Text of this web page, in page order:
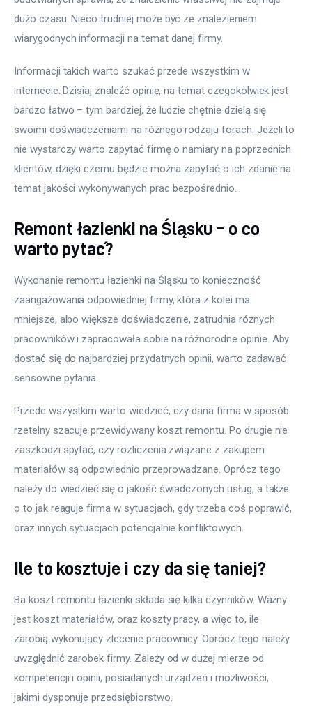
dużo czasu. Nieco trudniej może być ze znalezieniem
wiarygodnych informacji na temat danej firmy.
Informacji takich warto szukać przede wszystkim w
internecie. Dzisiaj znaleźć opinię, na temat czegokolwiek jest
bardzo łatwo – tym bardziej, że ludzie chętnie dzielą się
swoimi doświadczeniami na różnego rodzaju forach. Jeżeli to
nie wystarczy warto zapytać firmę o namiary na poprzednich
klientów, dzięki czemu będzie można zapytać o ich zdanie na
temat jakości wykonywanych prac bezpośrednio.
Remont łazienki na Śląsku – o co
warto pytać?
Wykonanie remontu łazienki na Śląsku to konieczność
zaangażowania odpowiedniej firmy, która z kolei ma
mniejsze, albo większe doświadczenie, zatrudnia różnych
pracowników i zapracowała sobie na różnorodne opinie. Aby
dostać się do najbardziej przydatnych opinii, warto zadawać
sensowne pytania.
Przede wszystkim warto wiedzieć, czy dana firma w sposób
rzetelny szacuje przewidywany koszt remontu. Po drugie nie
zaszkodzi spytać, czy rozliczenia związane z zakupem
materiałów są odpowiednio przeprowadzane. Oprócz tego
należy do wiedzieć się o jakość świadczonych usług, a także
o to jak reaguje firma w sytuacjach, gdy trzeba coś poprawić,
oraz innych sytuacjach potencjalnie konfliktowych.
Ile to kosztuje i czy da się taniej?
Ba koszt remontu łazienki składa się kilka czynników. Ważny
jest koszt materiałów, oraz koszty pracy, a więc to, ile
zarobią wykonujący zlecenie pracownicy. Oprócz tego należy
uwzględnić zarobek firmy. Zależy od w dużej mierze od
kompetencji i opinii, posiadanych urządzeń i możliwości,
jakimi dysponuje przedsiębiorstwo.